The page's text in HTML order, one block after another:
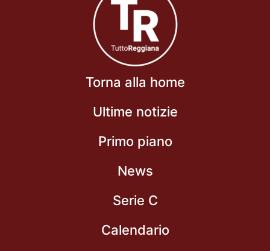
Torna alla home
Ultime notizie
Primo piano
News
Serie C
Calendario